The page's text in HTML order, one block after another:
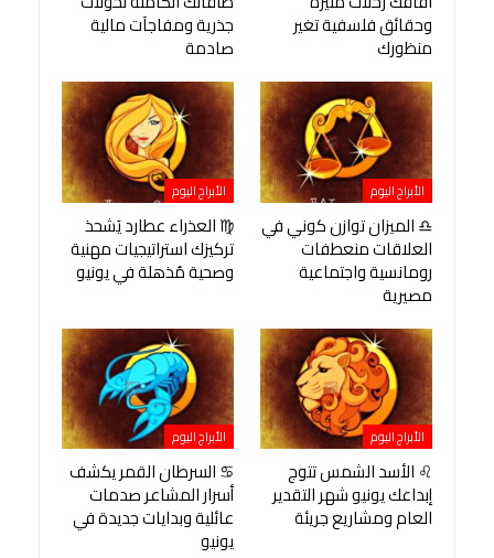
وحقائق فلسفية تغير
منظورك
جذرية ومفاجآت مالية
صادمة
الأبراج اليوم
♎ الميزان توازن كوني في
العلاقات منعطفات
رومانسية واجتماعية
مصيرية
الأبراج اليوم
♍ العذراء عطارد يَشحذ
تركيزك استراتيجيات مهنية
وصحية مُذهلة في يونيو
الأبراج اليوم
♌ الأسد الشمس تتوج
إبداعك يونيو شهر التقدير
العام ومشاريع جريئة
الأبراج اليوم
♋ السرطان القمر يكشف
أسرار المشاعر صدمات
عائلية وبدايات جديدة في
يونيو